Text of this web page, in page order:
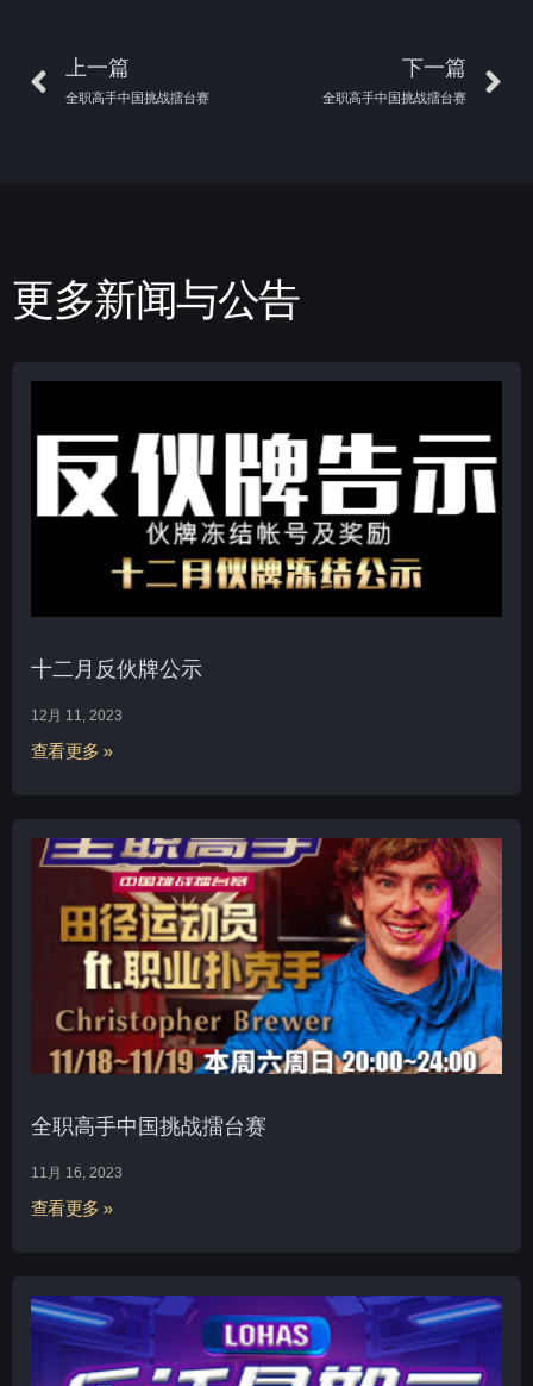
上一篇
全职高手中国挑战擂台赛
下一篇
全职高手中国挑战擂台赛
更多新闻与公告
十二月反伙牌公示
12月 11, 2023
查看更多 »
全职高手中国挑战擂台赛
11月 16, 2023
查看更多 »